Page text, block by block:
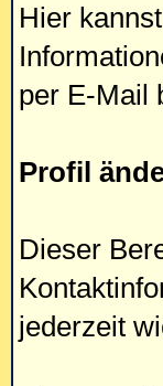
Hier
per E-Mail
Profil
Dieser
jederzeit